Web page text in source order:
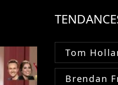
Tom
Brendan